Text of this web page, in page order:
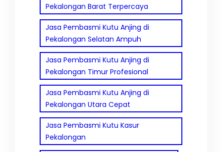
Pekalongan Barat Terpercaya
Jasa Pembasmi Kutu Anjing di
Pekalongan Selatan Ampuh
Jasa Pembasmi Kutu Anjing di
Pekalongan Timur Profesional
Jasa Pembasmi Kutu Anjing di
Pekalongan Utara Cepat
Jasa Pembasmi Kutu Kasur
Pekalongan